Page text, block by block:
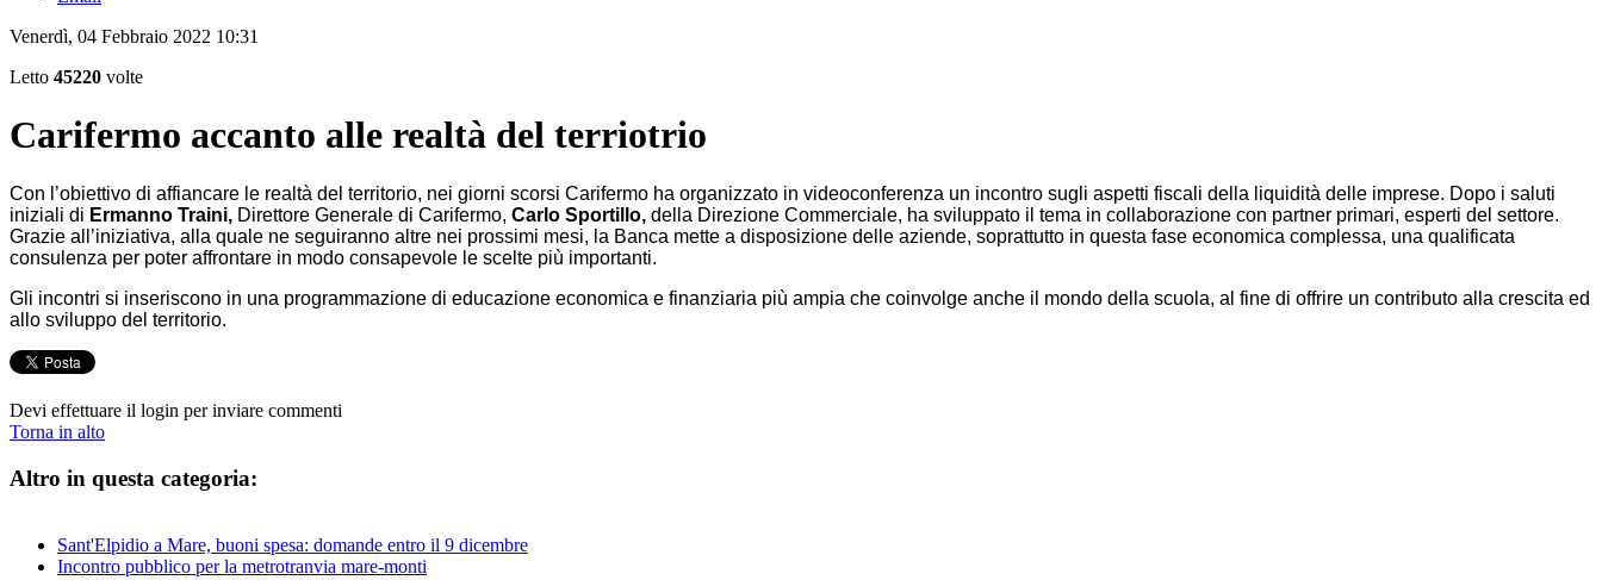
Venerdì, 04 Febbraio 2022 10:31
Letto 45220 volte
Carifermo accanto alle realtà del terriotrio
Con l’obiettivo di affiancare le realtà del territorio, nei giorni scorsi Carifermo ha organizzato in videoconferenza un incontro sugli aspetti fiscali della liquidità delle imprese. Dopo i saluti
iniziali di Ermanno Traini, Direttore Generale di Carifermo, Carlo Sportillo, della Direzione Commerciale, ha sviluppato il tema in collaborazione con partner primari, esperti del settore.
Grazie all’iniziativa, alla quale ne seguiranno altre nei prossimi mesi, la Banca mette a disposizione delle aziende, soprattutto in questa fase economica complessa, una qualificata
consulenza per poter affrontare in modo consapevole le scelte più importanti.
Gli incontri si inseriscono in una programmazione di educazione economica e finanziaria più ampia che coinvolge anche il mondo della scuola, al fine di offrire un contributo alla crescita ed
allo sviluppo del territorio.
Devi effettuare il login per inviare commenti
Torna in alto
Altro in questa categoria:
Sant'Elpidio a Mare, buoni spesa: domande entro il 9 dicembre
Incontro pubblico per la metrotranvia mare-monti